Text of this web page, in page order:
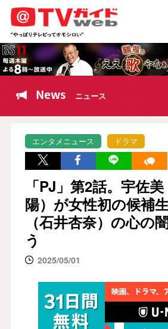
News ニュース
エンタメニュース ドラマ
「PJ」第2話。宇佐
陽）が女性初の候補
（石井杏奈）の心の
う
2025/05/01